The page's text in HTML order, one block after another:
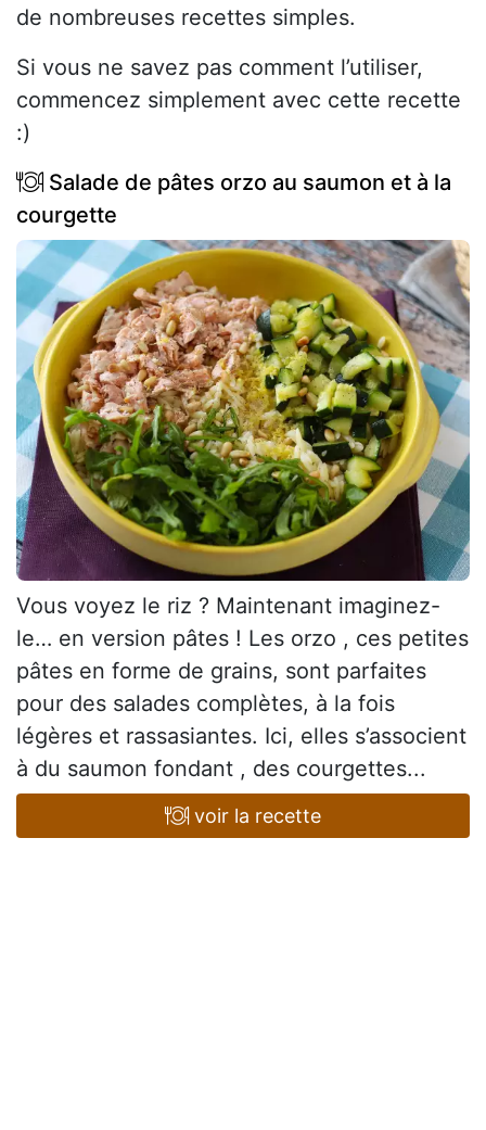
de nombreuses recettes simples.
Si vous ne savez pas comment l’utiliser,
commencez simplement avec cette recette
:)
Salade de pâtes orzo au saumon et à la
courgette
Vous voyez le riz ? Maintenant imaginez-
le… en version pâtes ! Les orzo , ces petites
pâtes en forme de grains, sont parfaites
pour des salades complètes, à la fois
légères et rassasiantes. Ici, elles s’associent
à du saumon fondant , des courgettes...
voir la recette